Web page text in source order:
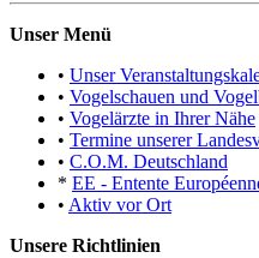
Unser Menü
• Unser
• Vogelschauen und
• Vogelärzte in Ihrer Nähe
• Termine unserer
• C.O.M. Deutschland
* EE - Entente
• Aktiv vor Ort
Unsere Richtlinien